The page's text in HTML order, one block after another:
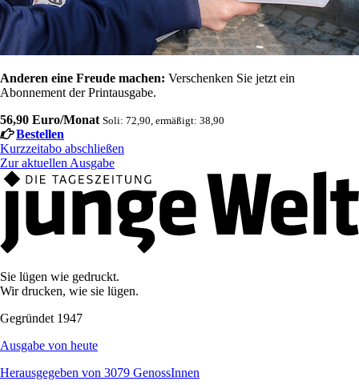
Anderen eine Freude machen: Verschenken Sie jetzt ein
Abonnement der Printausgabe.
56,90 Euro/Monat Soli: 72,90, ermäßigt: 38,90
Bestellen
Kurzzeitabo abschließen
Zur aktuellen Ausgabe
Sie lügen wie gedruckt.
Wir drucken, wie sie lügen.
Gegründet 1947
Ausgabe von heute
Herausgegeben von 3079 GenossInnen